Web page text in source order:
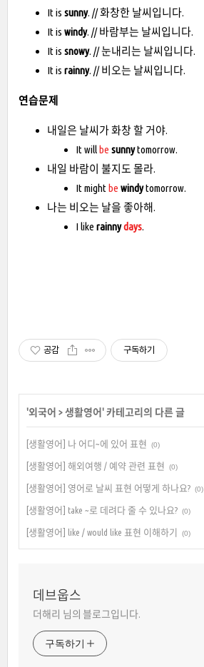
It is sunny. // 화창한 날씨입니다.
It is windy. // 바람부는 날씨입니다.
It is snowy. // 눈내리는 날씨입니다.
It is rainny. // 비오는 날씨입니다.
연습문제
내일은 날씨가 화창 할 거야.
It willbe sunnytomorrow.
내일 바람이 불지도 몰라.
It might be windytomorrow.
나는 비오는 날을 좋아해.
I like rainnydays.
공감 구독하기
'외국어 >생활영어' 카테고리의 다른 글
[생활영어] 나 어디~에 있어 표현 (0)
[생활영어] 해외여행 / 예약 관련 표현 (0)
[생활영어] 영어로 날씨 표현 어떻게 하나요? (0)
[생활영어] take ~로 데려다 줄 수 있나요? (0)
[생활영어] like / would like 표현 이해하기 (0)
데브웁스
더해리 님의 블로그입니다.
구독하기